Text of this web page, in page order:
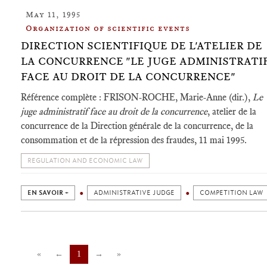
May 11, 1995
Organization of scientific events
DIRECTION SCIENTIFIQUE DE L'ATELIER DE
LA CONCURRENCE "LE JUGE
FACE AU DROIT DE LA CONCURRENCE"
Référence complète : FRISON-ROCHE, Marie-Anne (dir.), Le
juge administratif face au droit de la concurrence, atelier de la
concurrence de la Direction générale de la concurrence, de la
consommation et de la répression des fraudes, 11 mai 1995.
REGULATION AND ECONOMIC LAW
EN SAVOIR + ADMINISTRATIVE JUDGE COMPETITION LAW
« ← 1 → »